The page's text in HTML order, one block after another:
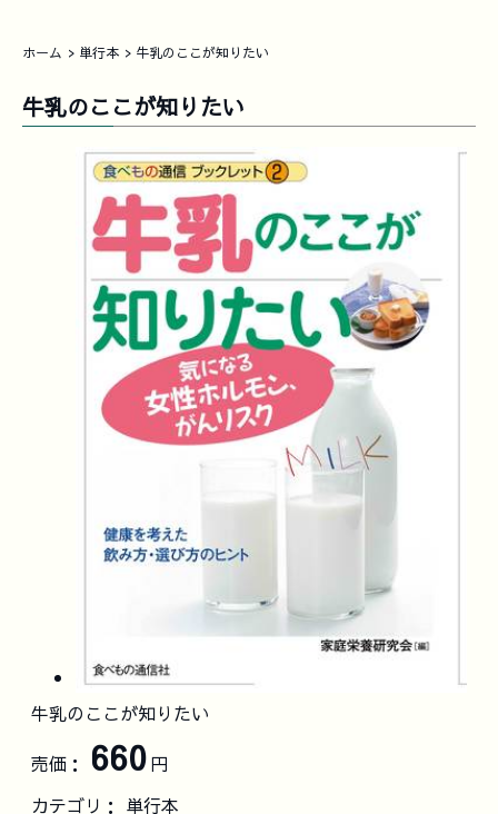
ホーム 単行本 牛乳のここが知りたい
牛乳のここが知りたい
牛乳のここが知りたい
売価： 660円
カテゴリ： 単行本